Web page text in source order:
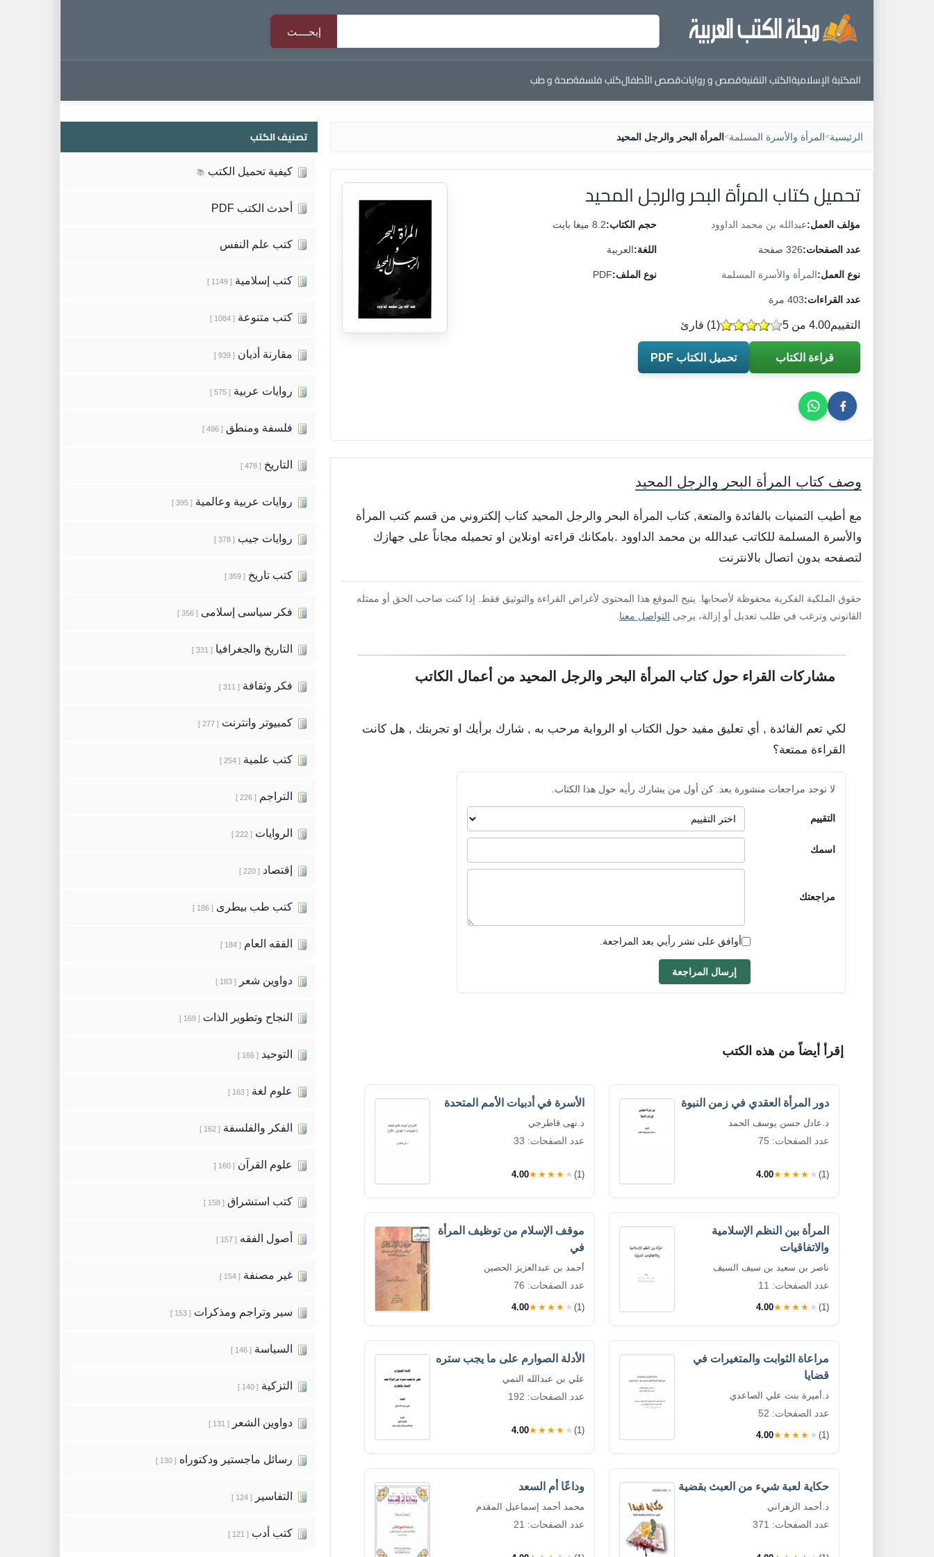
المكتبة الإسلاميةالكتب التقنيةقصص و رواياتقصص الأطفالكتب فلسفةصحة و طب
الرئيسية>المرأة والأسرة المسلمة> المرأة البحر والرجل المحيد
تحميل كتاب المرأة البحر والرجل المحيد
مؤلف العمل:عبدالله بن محمد الداوود حجم الكتاب:8.2 ميغا بايت
عدد الصفحات:326 صفحة اللغة:العربية
نوع العمل:المرأة والأسرة المسلمة نوع الملف:PDF
عدد القراءات:403 مرة
التقييم (
1) قارئ 4.00 من 5
قراءة الكتاب تحميل الكتاب PDF
وصف كتاب المرأة البحر والرجل المحيد
مع أطيب التمنيات بالفائدة والمتعة, كتاب المرأة البحر والرجل المحيد كتاب إلكتروني من قسم كتب المرأة
والأسرة المسلمة للكاتب عبدالله بن محمد الداوود .بامكانك قراءته اونلاين او تحميله مجاناً على جهازك
لتصفحه بدون اتصال بالانترنت
حقوق الملكية الفكرية محفوظة لأصحابها. يتيح الموقع هذا المحتوى لأغراض القراءة والتوثيق فقط. إذا كنت صاحب الحق أو ممثله
القانوني وترغب في طلب تعديل أو إزالة، يرجى التواصل معنا
مشاركات القراء حول كتاب المرأة البحر والرجل المحيد من أعمال الكاتب
لكي تعم الفائدة , أي تعليق مفيد حول الكتاب او الرواية مرحب به , شارك برأيك او تجربتك , هل كانت
القراءة ممتعة؟
لا توجد مراجعات منشورة بعد. كن أول من يشارك رأيه حول هذا الكتاب.
التقييم
اسمك
مراجعتك
أوافق على نشر رأيي بعد المراجعة.
إرسال المراجعة
إقرأ أيضاً من هذه الكتب
دور المرأة العقدي في زمن النبوة
د.عادل حسن يوسف الحمد
عدد الصفحات: 75
4.00★★★★★ (1)
الأسرة في أدبيات الأمم المتحدة
د.نهى قاطرجي
عدد الصفحات: 33
4.00★★★★★ (1)
المرأة بين النظم الإسلامية
والاتفاقيات
ناصر بن سعيد بن سيف السيف
عدد الصفحات: 11
4.00★★★★★ (1)
موقف الإسلام من توظيف المرأة
في
أحمد بن عبدالعزيز الحصين
عدد الصفحات: 76
4.00★★★★★ (1)
مراعاة الثوابت والمتغيرات في
قضايا
د.أميرة بنت علي الصاعدي
عدد الصفحات: 52
4.00★★★★★ (1)
الأدلة الصوارم على ما يجب ستره
علي بن عبدالله النمي
عدد الصفحات: 192
4.00★★★★★ (1)
حكاية لعبة شيء من العبث بقضية
د.أحمد الزهراني
عدد الصفحات: 371
وداعًا أم السعد
محمد أحمد إسماعيل المقدم
عدد الصفحات: 21
تصنيف الكتب
كيفية تحميل الكتب 📚
أحدث الكتب PDF
كتب علم النفس
كتب إسلامية [ 1149 ]
كتب متنوعة [ 1084 ]
مقارنة أديان [ 939 ]
روايات عربية [ 575 ]
فلسفة ومنطق [ 496 ]
التاريخ [ 478 ]
روايات عربية وعالمية [ 395 ]
روايات جيب [ 378 ]
كتب تاريخ [ 359 ]
فكر سياسى إسلامى [ 356 ]
التاريخ والجغرافيا [ 331 ]
فكر وثقافة [ 311 ]
كمبيوتر وانترنت [ 277 ]
كتب علمية [ 254 ]
التراجم [ 226 ]
الروايات [ 222 ]
إقتصاد [ 220 ]
كتب طب بيطرى [ 186 ]
الفقه العام [ 184 ]
دواوين شعر [ 183 ]
النجاح وتطوير الذات [ 169 ]
التوحيد [ 166 ]
علوم لغة [ 163 ]
الفكر والفلسفة [ 162 ]
علوم القرآن [ 160 ]
كتب استشراق [ 158 ]
أصول الفقه [ 157 ]
غير مصنفة [ 154 ]
سير وتراجم ومذكرات [ 153 ]
السياسة [ 146 ]
التزكية [ 140 ]
دواوين الشعر [ 131 ]
رسائل ماجستير ودكتوراه [ 130 ]
التفاسير [ 124 ]
كتب أدب [ 121 ]